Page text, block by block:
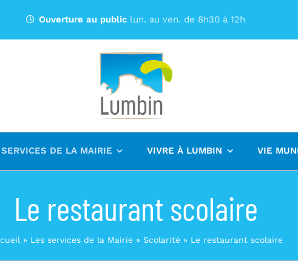
Ouverture au public lun. au ven. de 8h30 à 12h
DE LA MAIRIE VIVRE À LUMBIN VIE
Le restaurant scolaire
» Les services de la Mairie» Scolarité» Le restaurant scolaire